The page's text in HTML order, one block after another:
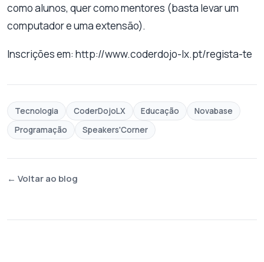
como alunos, quer como mentores (basta levar um
computador e uma extensão).
Inscrições em: http://www.coderdojo-lx.pt/regista-te
Tecnologia CoderDojoLX Educação
Novabase
Programação
Speakers'Corner
← Voltar ao blog